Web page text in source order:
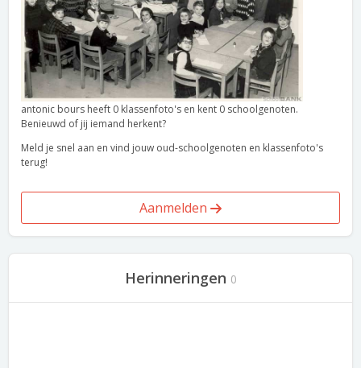
antonic bours heeft 0 klassenfoto's en kent 0 schoolgenoten.
Benieuwd of jij iemand herkent?
Meld je snel aan en vind jouw oud-schoolgenoten en klassenfoto's
terug!
Aanmelden
Herinneringen 0